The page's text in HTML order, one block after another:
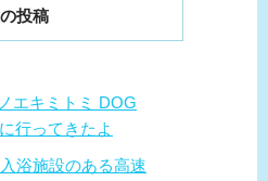
投稿
エキミトミ DOG
行ってきたよ
浴施設のある高速